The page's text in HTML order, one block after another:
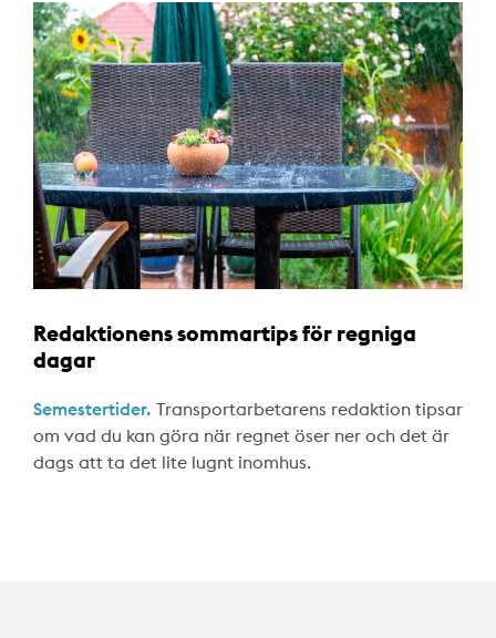
Redaktionens sommartips för regniga
dagar
Semestertider. Transportarbetarens redaktion tipsar
om vad du kan göra när regnet öser ner och det är
dags att ta det lite lugnt inomhus.